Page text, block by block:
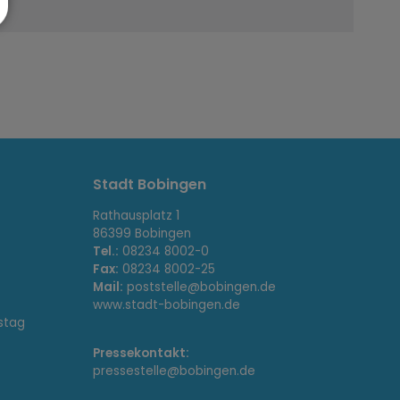
Stadt Bobingen
Rathausplatz 1
86399 Bobingen
Tel.: 08234 8002-0
Fax: 08234 8002-25
Mail: poststelle@bobingen.de
www.stadt-bobingen.de
Pressekontakt:
pressestelle@bobingen.de